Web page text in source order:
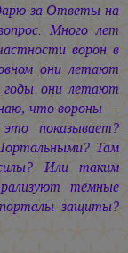
за Ответы на
Много лет
ворон в
они летают
годы они летают
что вороны —
показывает?
Там
Или таким
тёмные
защиты?